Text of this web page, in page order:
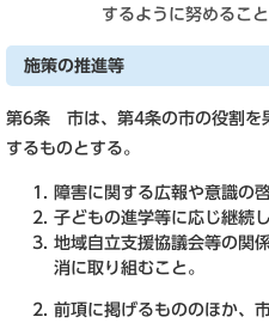
するように努めるこ
施策の推進等
第6条 市は、第4条の市の役割を
するものとする。
障害に関する広報や意識の
子どもの進学等に応じ継続
地域自立支援協議会等の関
消に取り組むこと。
前項に掲げるもののほか、